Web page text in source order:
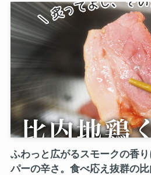
ふわっと広がるスモークの香
パーの辛さ。食べ応え抜群の